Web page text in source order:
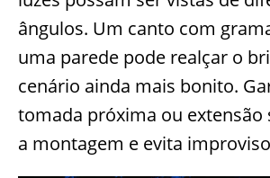
ângulos. Um canto com
uma parede pode realçar o
cenário ainda mais bonito.
tomada próxima ou extensão
a montagem e evita